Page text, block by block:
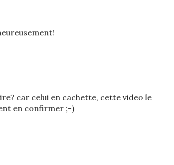
car celui en cachette, cette video le
en confirmer ;-)